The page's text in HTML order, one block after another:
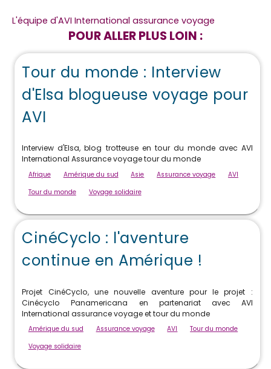
L'équipe d'AVI International assurance voyage
POUR ALLER PLUS LOIN :
Tour du monde : Interview
d'Elsa blogueuse voyage pour
AVI
Interview d'Elsa, blog trotteuse en tour du monde avec AVI
International Assurance voyage tour du monde
Afrique Amérique du sud Asie Assurance voyage
AVI
Tour du monde
Voyage solidaire
CinéCyclo : l'aventure
continue en Amérique !
Projet CinéCyclo, une nouvelle aventure pour le projet :
Cinécyclo Panamericana en partenariat avec AVI
International assurance voyage et tour du monde
Amérique du sud Assurance voyage AVI
Tour du monde
Voyage solidaire